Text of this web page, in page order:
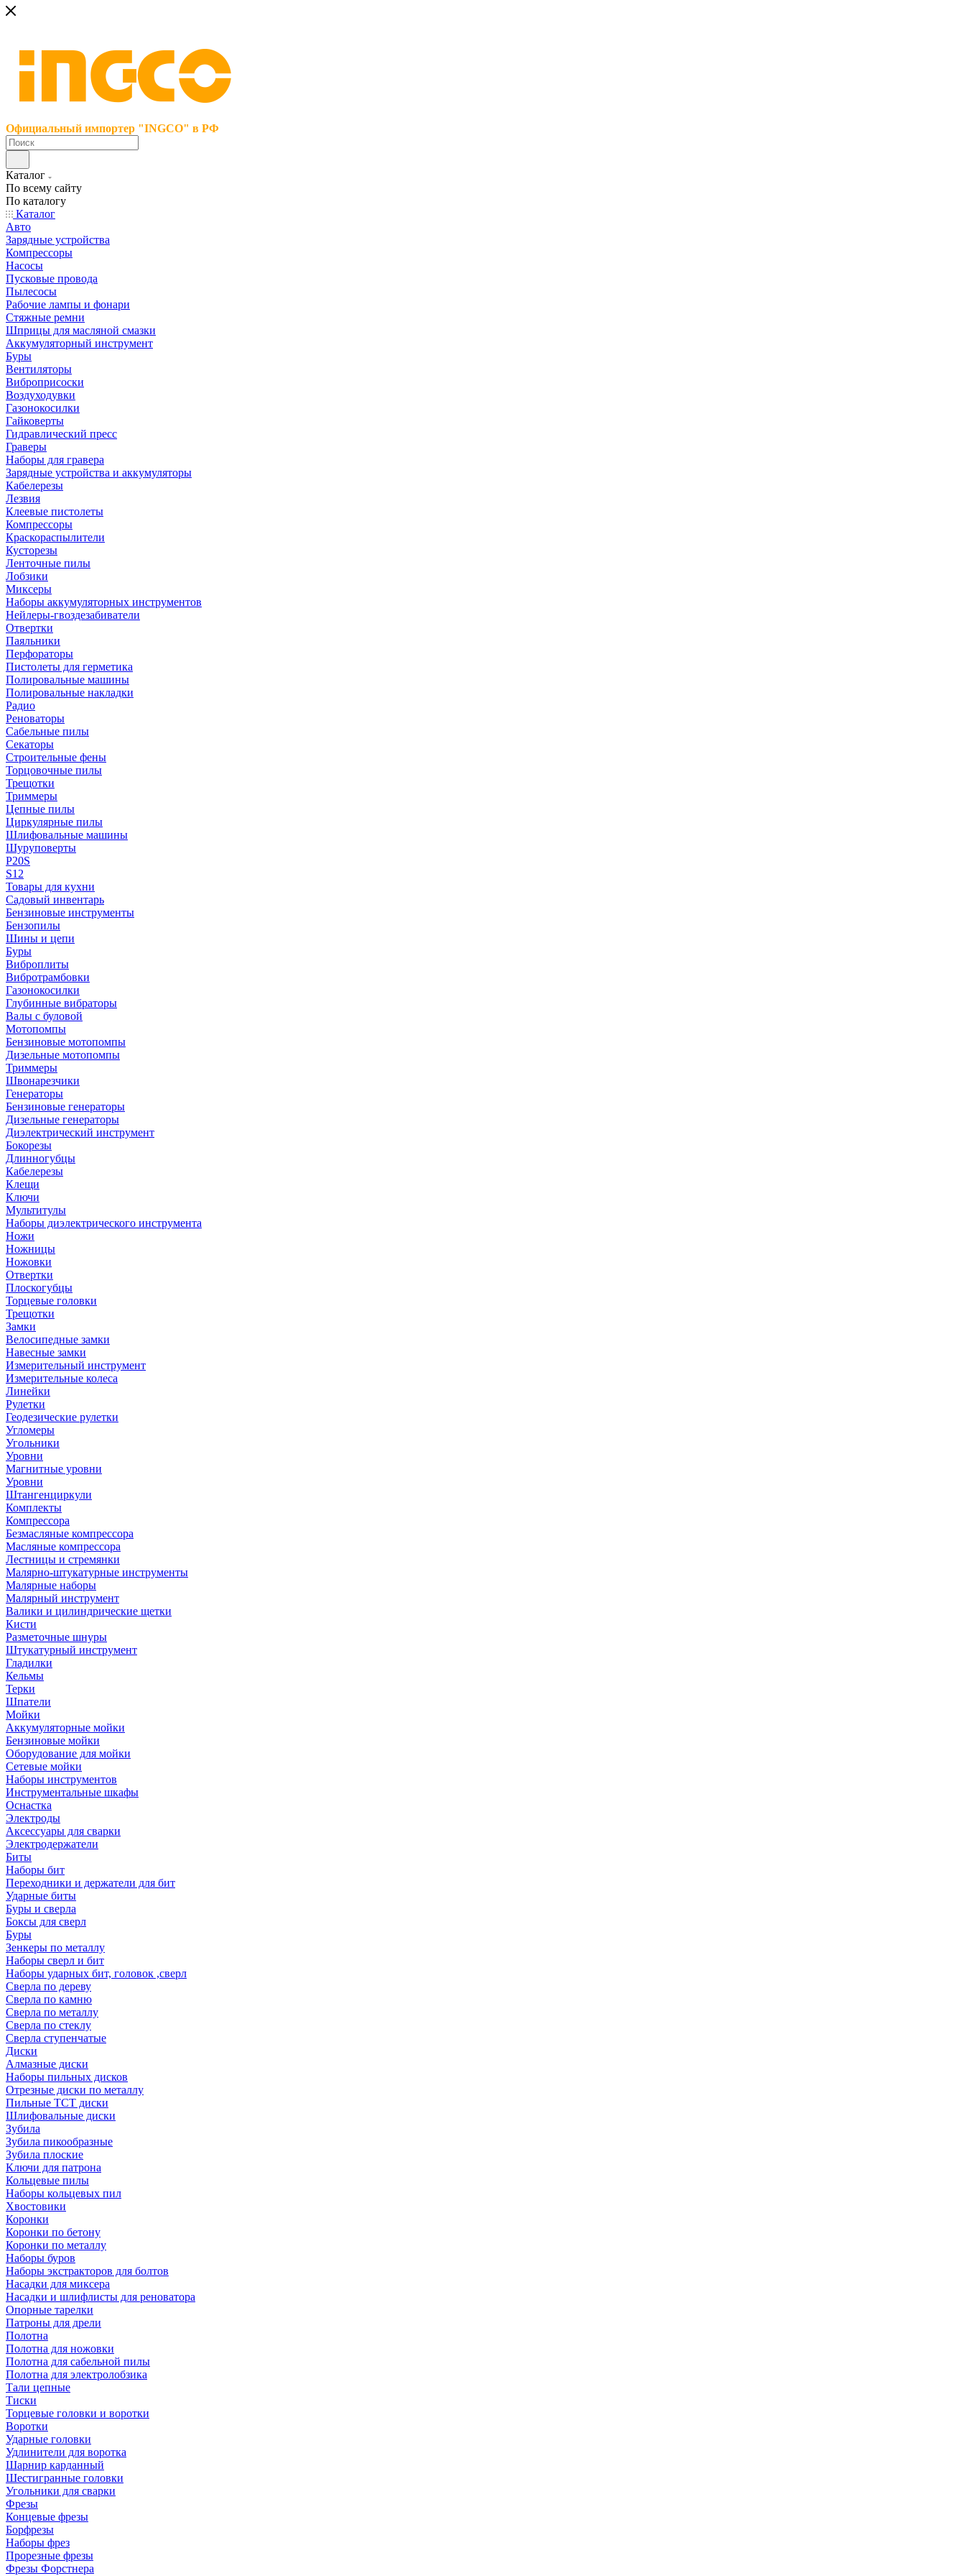
Официальный импортер "INGCO" в РФ
Каталог
По всему сайту
По каталогу
Каталог
Авто
Зарядные устройства
Компрессоры
Насосы
Пусковые провода
Пылесосы
Рабочие лампы и фонари
Стяжные ремни
Шприцы для масляной смазки
Аккумуляторный инструмент
Буры
Вентиляторы
Виброприсоски
Воздуходувки
Газонокосилки
Гайковерты
Гидравлический пресс
Граверы
Наборы для гравера
Зарядные устройства и аккумуляторы
Кабелерезы
Лезвия
Клеевые пистолеты
Компрессоры
Краскораспылители
Кусторезы
Ленточные пилы
Лобзики
Миксеры
Наборы аккумуляторных инструментов
Нейлеры-гвоздезабиватели
Отвертки
Паяльники
Перфораторы
Пистолеты для герметика
Полировальные машины
Полировальные накладки
Радио
Реноваторы
Сабельные пилы
Секаторы
Строительные фены
Торцовочные пилы
Трещотки
Триммеры
Цепные пилы
Циркулярные пилы
Шлифовальные машины
Шуруповерты
P20S
S12
Товары для кухни
Садовый инвентарь
Бензиновые инструменты
Бензопилы
Шины и цепи
Буры
Виброплиты
Вибротрамбовки
Газонокосилки
Глубинные вибраторы
Валы с буловой
Мотопомпы
Бензиновые мотопомпы
Дизельные мотопомпы
Триммеры
Швонарезчики
Генераторы
Бензиновые генераторы
Дизельные генераторы
Диэлектрический инструмент
Бокорезы
Длинногубцы
Кабелерезы
Клещи
Ключи
Мультитулы
Наборы диэлектрического инструмента
Ножи
Ножницы
Ножовки
Отвертки
Плоскогубцы
Торцевые головки
Трещотки
Замки
Велосипедные замки
Навесные замки
Измерительный инструмент
Измерительные колеса
Линейки
Рулетки
Геодезические рулетки
Угломеры
Угольники
Уровни
Магнитные уровни
Уровни
Штангенциркули
Комплекты
Компрессора
Безмасляные компрессора
Масляные компрессора
Лестницы и стремянки
Малярно-штукатурные инструменты
Малярные наборы
Малярный инструмент
Валики и цилиндрические щетки
Кисти
Разметочные шнуры
Штукатурный инструмент
Гладилки
Кельмы
Терки
Шпатели
Мойки
Аккумуляторные мойки
Бензиновые мойки
Оборудование для мойки
Сетевые мойки
Наборы инструментов
Инструментальные шкафы
Оснастка
Электроды
Аксессуары для сварки
Электродержатели
Биты
Наборы бит
Переходники и держатели для бит
Ударные биты
Буры и сверла
Боксы для сверл
Буры
Зенкеры по металлу
Наборы сверл и бит
Наборы ударных бит, головок ,сверл
Сверла по дереву
Сверла по камню
Сверла по металлу
Сверла по стеклу
Сверла ступенчатые
Диски
Алмазные диски
Наборы пильных дисков
Отрезные диски по металлу
Пильные TCT диски
Шлифовальные диски
Зубила
Зубила пикообразные
Зубила плоские
Ключи для патрона
Кольцевые пилы
Наборы кольцевых пил
Хвостовики
Коронки
Коронки по бетону
Коронки по металлу
Наборы буров
Наборы экстракторов для болтов
Насадки для миксера
Насадки и шлифлисты для реноватора
Опорные тарелки
Патроны для дрели
Полотна
Полотна для ножовки
Полотна для сабельной пилы
Полотна для электролобзика
Тали цепные
Тиски
Торцевые головки и воротки
Воротки
Ударные головки
Удлинители для воротка
Шарнир карданный
Шестигранные головки
Угольники для сварки
Фрезы
Концевые фрезы
Борфрезы
Наборы фрез
Прорезные фрезы
Фрезы Форстнера